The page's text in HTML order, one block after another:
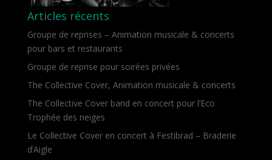
Articles récents
Groupe de reprises – Animation musicale & concerts
pour bars et restaurants
Groupe de reprise pour soirées privées
The Collective Cover, Animation musicale & concerts
The Collective Cover band en concert pour l’Eco
Trophée des neiges
Le Collective Cover en concert à Festibrad – Braderie
d’Aigle